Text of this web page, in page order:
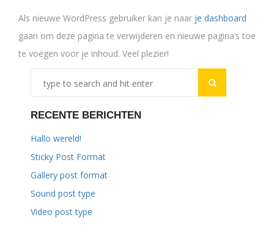
Als nieuwe WordPress gebruiker kan je naar je dashboard
gaan om deze pagina te verwijderen en nieuwe pagina’s toe
te voegen voor je inhoud. Veel plezier!
RECENTE BERICHTEN
Hallo wereld!
Sticky Post Format
Gallery post format
Sound post type
Video post type